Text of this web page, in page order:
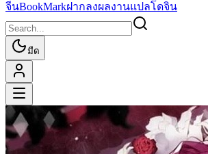
จีนBookMarkฝากลงผลงานแปลโดจิน
มืด